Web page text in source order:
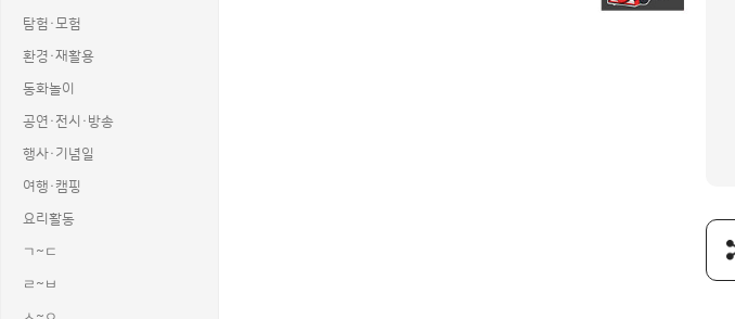
탐험·모험
환경·재활용
동화놀이
공연·전시·방송
행사·기념일
여행·캠핑
요리활동
ㄱ~ㄷ
ㄹ~ㅂ